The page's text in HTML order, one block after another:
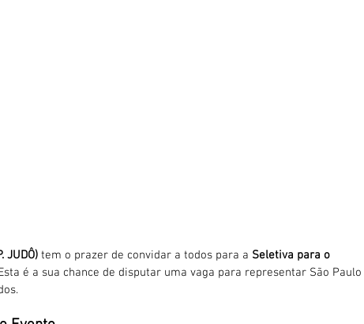
JUDÔ) tem o prazer de convidar a todos para a Seletiva para o
é a sua chance de disputar uma vaga para representar São Paulo